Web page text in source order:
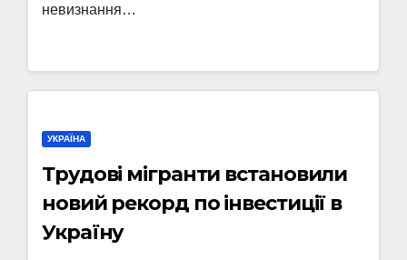
невизнання…
УКРАЇНА
Трудові мігранти встановили
новий рекорд по інвестиції в
Україну